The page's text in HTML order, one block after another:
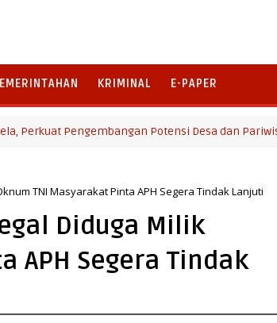
KRIMINAL E-PAPER
Pengembangan Potensi Desa dan Pariwisata
TNI Masyarakat Pinta APH Segera Tindak Lanjuti
Diduga Milik
APH Segera Tindak